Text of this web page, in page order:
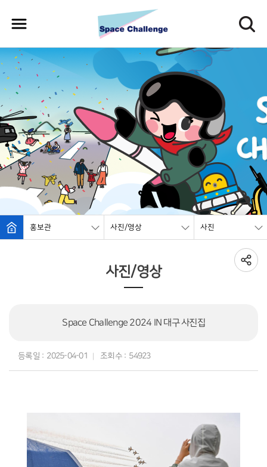
홍보관 사진/영상 사진
사진/영상
Space Challenge 2024 IN 대구 사진집
등록일 : 2025-04-01 조회수 : 54923